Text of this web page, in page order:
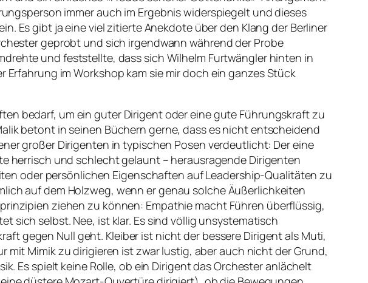
immer auch im Ergebnis widerspiegelt und dieses
Es gibt ja eine viel zitierte Anekdote über den Klang der Berliner
geprobt und sich irgendwann während der Probe
und feststellte, dass sich Wilhelm Furtwängler hinten in
im Workshop kam sie mir doch ein ganzes Stück
bedarf, um ein guter Dirigent oder eine gute Führungskraft zu
betont in seinen Büchern gerne, dass es nicht entscheidend
großer Dirigenten in typischen Posen verdeutlicht: Der eine
herrisch und schlecht gelaunt – herausragende Dirigenten
oder persönlichen Eigenschaften auf Leadership-Qualitäten zu
auf dem Holzweg, wenn er genau solche Äußerlichkeiten
ziehen zu können: Empathie macht Führen überflüssig,
sich selbst. Nee, ist klar. Es sind völlig unsystematisch
gegen Null geht. Kleiber ist nicht der bessere Dirigent als Muti,
Mimik zu dirigieren ist zwar lustig, aber auch nicht der Grund,
Es spielt keine Rolle, ob ein Dirigent das Orchester anlächelt